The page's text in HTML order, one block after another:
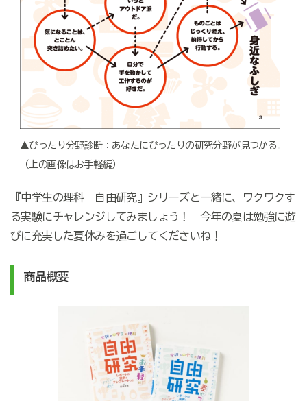
▲ぴったり分野診断：あなたにぴったりの研究分野が見つかる。
（上の画像はお手軽編）
『中学生の理科 自由研究』シリーズと一緒に、ワクワクす
る実験にチャレンジしてみましょう！ 今年の夏は勉強に遊
びに充実した夏休みを過ごしてくださいね！
商品概要